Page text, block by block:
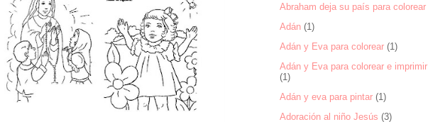
Abraham deja su país para colorear
Adán (1)
Adán y Eva para colorear (1)
Adán y Eva para colorear e imprimir
(1)
Adán y eva para pintar (1)
Adoración al niño Jesús (3)